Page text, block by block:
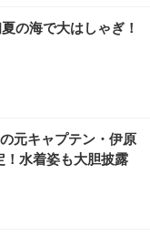
の海で大はしゃぎ！
元キャプテン・伊原
水着姿も大胆披露